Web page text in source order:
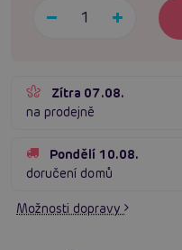
Zítra 07.08.
na prodejně
Pondělí 10.08.
doručení domů
Možnosti dopravy